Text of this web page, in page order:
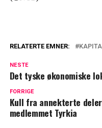
RELATERTE EMNER:
NESTE
Det tyske økonomiske
FORRIGE
Kull fra annekterte
medlemmet Tyrkia